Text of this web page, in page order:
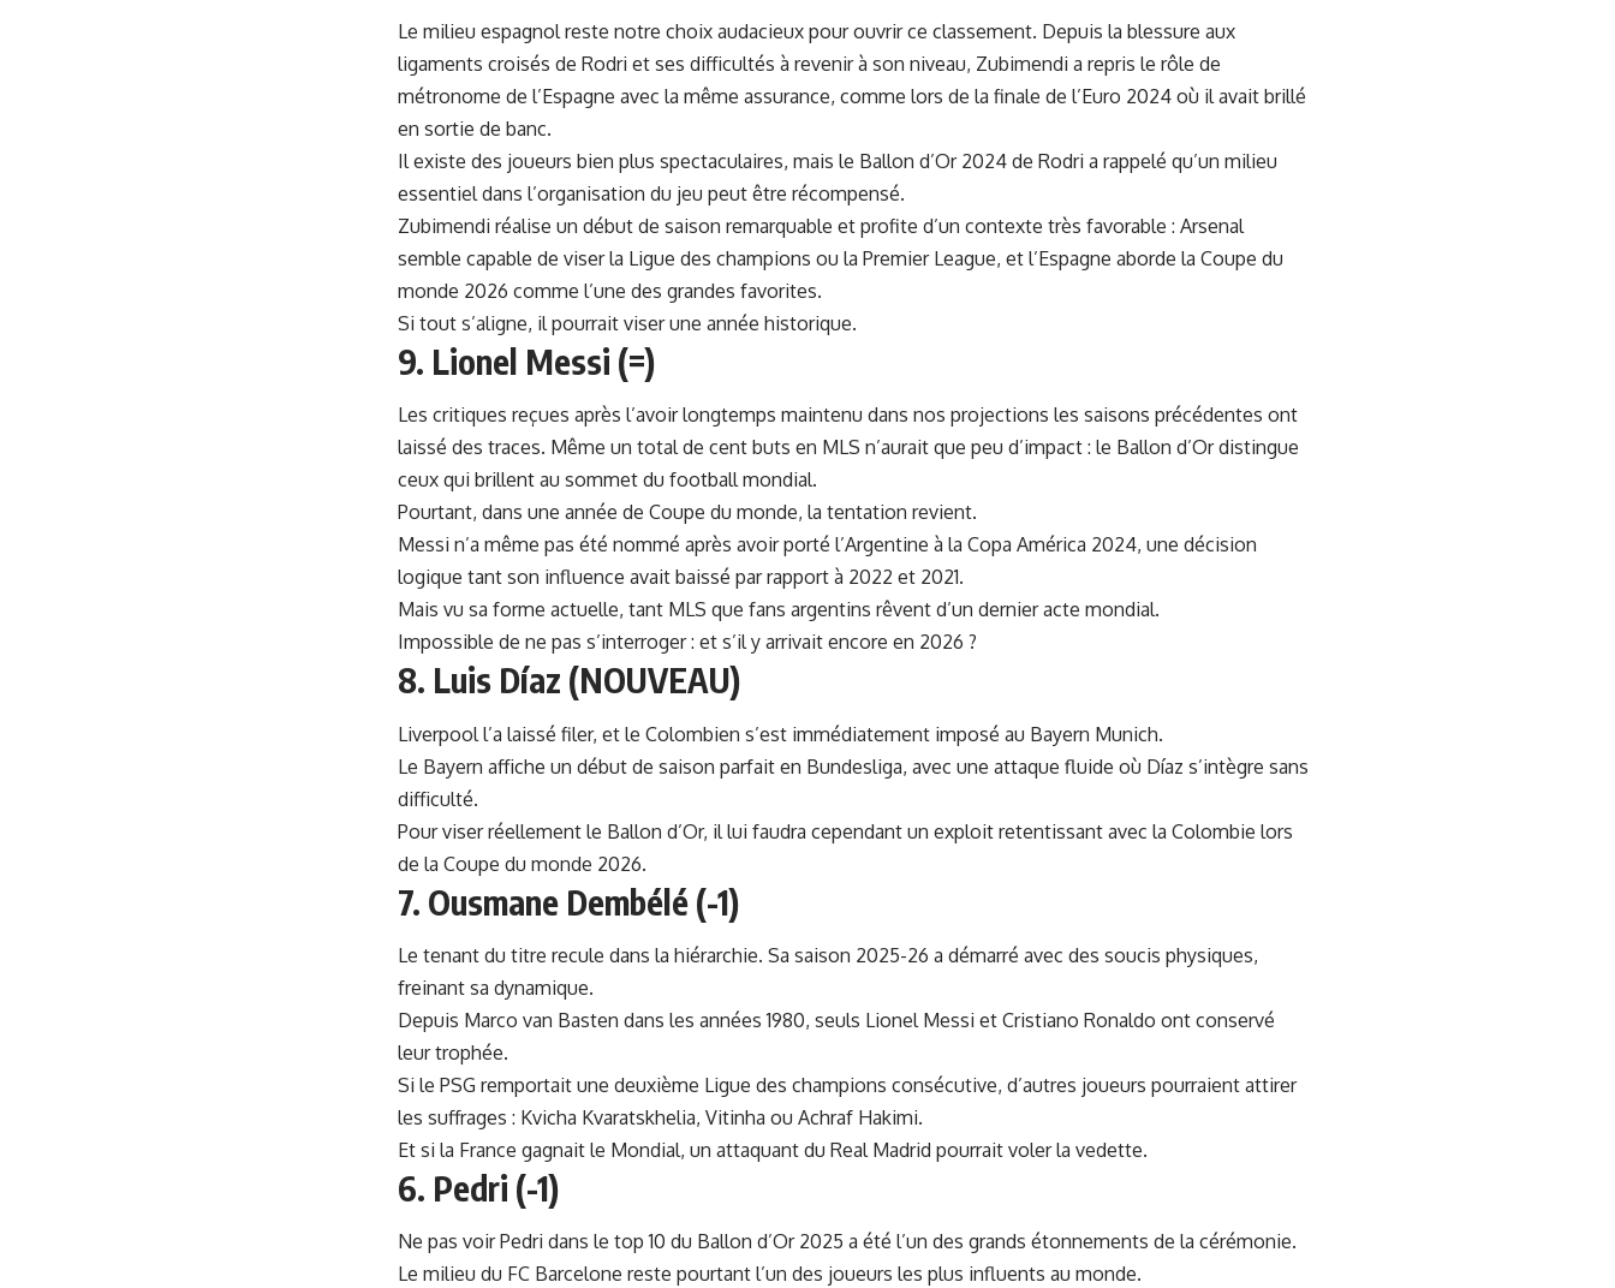
Le milieu espagnol reste notre choix audacieux pour ouvrir ce classement. Depuis la blessure aux
ligaments croisés de Rodri et ses difficultés à revenir à son niveau, Zubimendi a repris le rôle de
métronome de l’Espagne avec la même assurance, comme lors de la finale de l’Euro 2024 où il avait brillé
en sortie de banc.
Il existe des joueurs bien plus spectaculaires, mais le Ballon d’Or 2024 de Rodri a rappelé qu’un milieu
essentiel dans l’organisation du jeu peut être récompensé.
Zubimendi réalise un début de saison remarquable et profite d’un contexte très favorable : Arsenal
semble capable de viser la Ligue des champions ou la Premier League, et l’Espagne aborde la Coupe du
monde 2026 comme l’une des grandes favorites.
Si tout s’aligne, il pourrait viser une année historique.
9. Lionel Messi (=)
Les critiques reçues après l’avoir longtemps maintenu dans nos projections les saisons précédentes ont
laissé des traces. Même un total de cent buts en MLS n’aurait que peu d’impact : le Ballon d’Or distingue
ceux qui brillent au sommet du football mondial.
Pourtant, dans une année de Coupe du monde, la tentation revient.
Messi n’a même pas été nommé après avoir porté l’Argentine à la Copa América 2024, une décision
logique tant son influence avait baissé par rapport à 2022 et 2021.
Mais vu sa forme actuelle, tant MLS que fans argentins rêvent d’un dernier acte mondial.
Impossible de ne pas s’interroger : et s’il y arrivait encore en 2026 ?
8. Luis Díaz (NOUVEAU)
Liverpool l’a laissé filer, et le Colombien s’est immédiatement imposé au Bayern Munich.
Le Bayern affiche un début de saison parfait en Bundesliga, avec une attaque fluide où Díaz s’intègre sans
difficulté.
Pour viser réellement le Ballon d’Or, il lui faudra cependant un exploit retentissant avec la Colombie lors
de la Coupe du monde 2026.
7. Ousmane Dembélé (-1)
Le tenant du titre recule dans la hiérarchie. Sa saison 2025-26 a démarré avec des soucis physiques,
freinant sa dynamique.
Depuis Marco van Basten dans les années 1980, seuls Lionel Messi et Cristiano Ronaldo ont conservé
leur trophée.
Si le PSG remportait une deuxième Ligue des champions consécutive, d’autres joueurs pourraient attirer
les suffrages : Kvicha Kvaratskhelia, Vitinha ou Achraf Hakimi.
Et si la France gagnait le Mondial, un attaquant du Real Madrid pourrait voler la vedette.
6. Pedri (-1)
Ne pas voir Pedri dans le top 10 du Ballon d’Or 2025 a été l’un des grands étonnements de la cérémonie.
Le milieu du FC Barcelone reste pourtant l’un des joueurs les plus influents au monde.